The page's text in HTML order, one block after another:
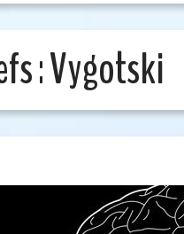
:Vygotski